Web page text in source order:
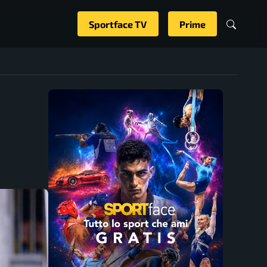
Sportface TV Prime